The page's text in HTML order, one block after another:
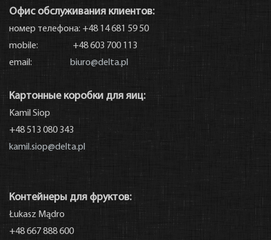
Офис обслуживания клиентов:
номер телефона: +48 14 681 59 50
mobile: +48 603 700 113
email:
biuro@delta.pl
Картонные коробки для яиц:
Kamil Siop
+48 513 080 343
kamil.siop@delta.pl
Контейнеры для фруктов:
Łukasz Mądro
+48 667 888 600